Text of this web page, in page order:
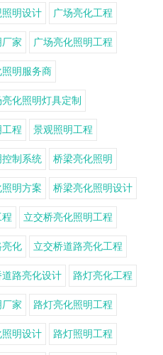
明设计 广场亮化工程
家 广场亮化照明工程
明服务商
亮化照明灯具定制
程 景观照明工程
制系统 桥梁亮化照明
明方案 桥梁亮化照明设计
立交桥亮化照明工程
亮化 立交桥道路亮化工程
道路亮化设计 路灯亮化工程
家 路灯亮化照明工程
明设计 路灯照明工程